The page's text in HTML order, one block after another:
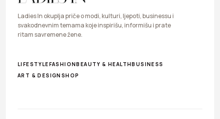
Ladies In okuplja priče o modi, kulturi, ljepoti, businessu i
svakodnevnim temama koje inspirišu, informišu i prate
ritam savremene žene.
LIFESTYLEFASHIONBEAUTY & HEALTHBUSINESS
ART & DESIGN SHOP